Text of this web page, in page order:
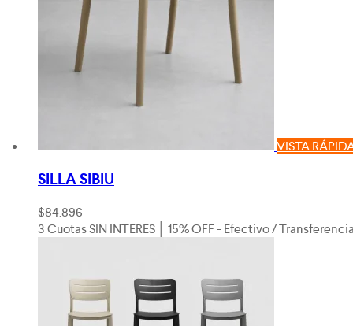
VISTA
SILLA SIBIU
$84.896
3 Cuotas SIN INTERES │ 15% OFF - Efectivo /